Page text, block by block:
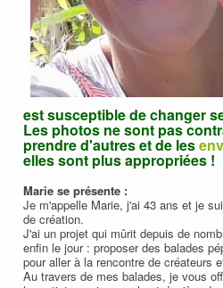
est susceptible de changer
Les photos ne sont pas
prendre d'autres et de les
elles sont plus appropriées !
Marie se présente :
Je m'appelle Marie, j'ai 43 ans et je
de création.
J'ai un projet qui mûrit depuis de
enfin le jour : proposer des balades
pour aller à la rencontre de créateurs
Au travers de mes balades, je vous